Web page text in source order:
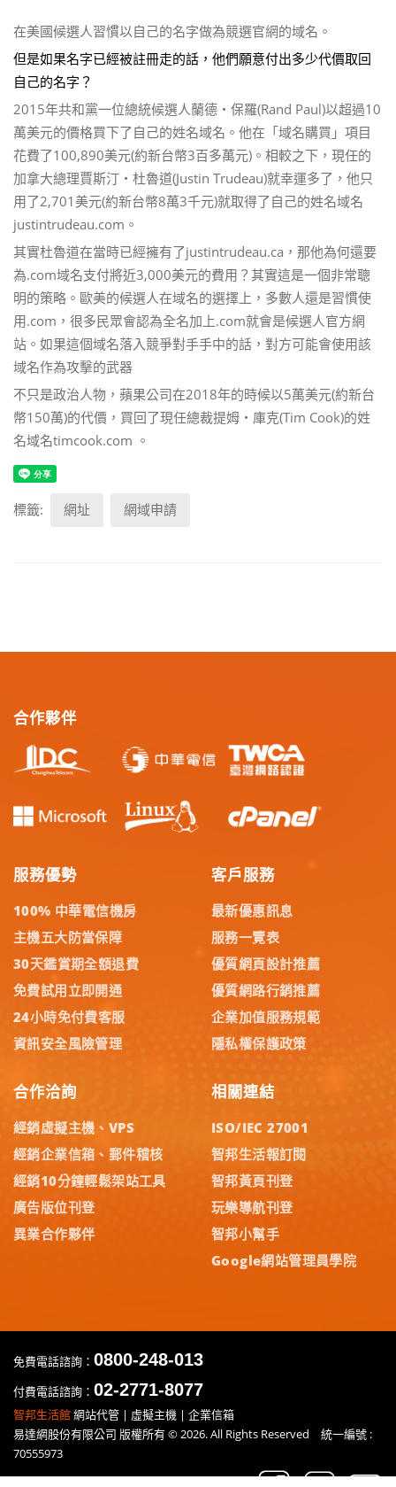
在美國候選人習慣以自己的名字做為競選官網的域名。
但是如果名字已經被註冊走的話，他們願意付出多少代價取回
自己的名字？
2015年共和黨一位總統候選人蘭德‧保羅(Rand Paul)以超過10
萬美元的價格買下了自己的姓名域名。他在「域名購買」項目
花費了100,890美元(約新台幣3百多萬元)。相較之下，現任的
加拿大總理賈斯汀‧杜魯道(Justin Trudeau)就幸運多了，他只
用了2,701美元(約新台幣8萬3千元)就取得了自己的姓名域名
justintrudeau.com。
其實杜魯道在當時已經擁有了justintrudeau.ca，那他為何還要
為.com域名支付將近3,000美元的費用？其實這是一個非常聰
明的策略。歐美的候選人在域名的選擇上，多數人還是習慣使
用.com，很多民眾會認為全名加上.com就會是候選人官方網
站。如果這個域名落入競爭對手手中的話，對方可能會使用該
域名作為攻擊的武器
不只是政治人物，蘋果公司在2018年的時候以5萬美元(約新台
幣150萬)的代價，買回了現任總裁提姆‧庫克(Tim Cook)的姓
名域名timcook.com 。
標籤: 網址 網域申請
合作夥伴
服務優勢
100% 中華電信機房
主機五大防當保障
30天鑑賞期全額退費
免費試用立即開通
24小時免付費客服
資訊安全風險管理
客戶服務
最新優惠訊息
服務一覽表
優質網頁設計推薦
優質網路行銷推薦
企業加值服務規範
隱私權保護政策
合作洽詢
經銷虛擬主機、VPS
經銷企業信箱、郵件稽核
經銷10分鐘輕鬆架站工具
廣告版位刊登
異業合作夥伴
相關連結
ISO/IEC 27001
智邦生活報訂閱
智邦黃頁刊登
玩樂導航刊登
智邦小幫手
Google網站管理員學院
免費電話諮詢： 0800-248-013
付費電話諮詢： 02-2771-8077
智邦生活館網站代管 | 虛擬主機 | 企業信箱
易達網股份有限公司 版權所有 © 2026. All Rights Reserved 統一編號 :
70555973